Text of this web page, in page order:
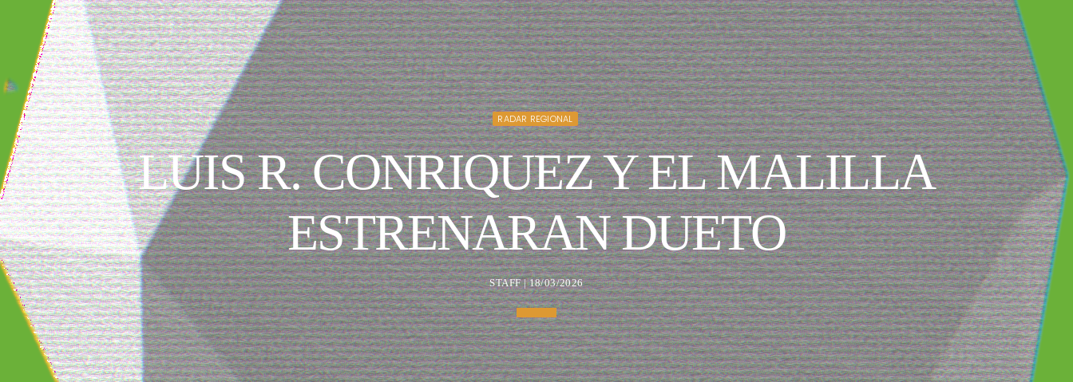
RADAR REGIONAL
LUIS R. CONRIQUEZ Y EL MALILLA
ESTRENARAN DUETO
STAFF | 18/03/2026